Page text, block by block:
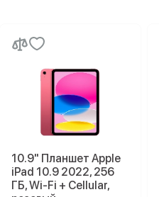
10.9" Планшет Apple
iPad 10.9 2022, 256
ГБ, Wi-Fi + Cellular,